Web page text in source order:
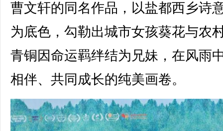
曹文轩的同名作品，以盐都西乡诗
为底色，勾勒出城市女孩葵花与农
青铜因命运羁绊结为兄妹，在风雨
相伴、共同成长的纯美画卷。